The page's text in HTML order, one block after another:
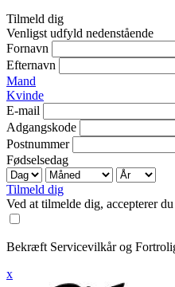
Tilmeld dig
Venligst udfyld nedenstående
Fornavn
Efternavn
Mand
Kvinde
E-mail
Adgangskode
Postnummer
Fødselsedag
Tilmeld dig
Ved at tilmelde dig, accepterer
Bekræft Servicevilkår og
x